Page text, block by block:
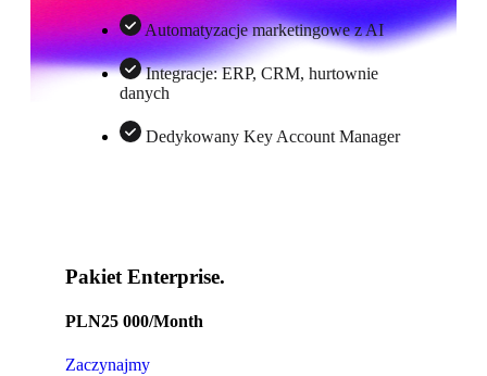
Automatyzacje marketingowe z AI
Integracje: ERP, CRM, hurtownie
danych
Dedykowany Key Account Manager
Pakiet Enterprise.
PLN25 000/Month
Zaczynajmy